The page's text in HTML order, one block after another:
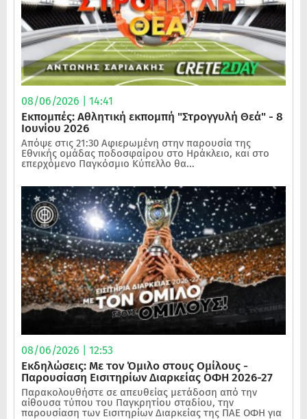
08/06/2026 | 14:41
Εκπομπές: Αθλητική εκπομπή "Στρογγυλή Θεά" - 8
Ιουνίου 2026
Απόψε στις 21:30 Αφιερωμένη στην παρουσία της
Εθνικής ομάδας ποδοσφαίρου στο Ηράκλειο, και στο
επερχόμενο Παγκόσμιο Κύπελλο θα...
08/06/2026 | 12:53
Εκδηλώσεις: Με τον Όμιλο στους Ομίλους -
Παρουσίαση Εισιτηρίων Διαρκείας ΟΦΗ 2026-27
Παρακολουθήστε σε απευθείας μετάδοση από την
αίθουσα τύπου του Παγκρητίου σταδίου, την
παρουσίαση των Εισιτηρίων Διαρκείας της ΠΑΕ ΟΦΗ για